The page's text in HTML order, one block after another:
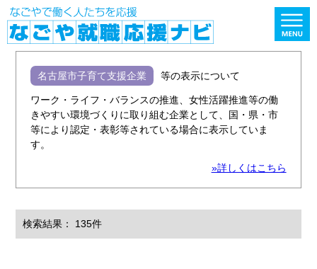
名古屋市子育て支援企業 等の表示について
ワーク・ライフ・バランスの推進、女性活躍推進等の働
きやすい環境づくりに取り組む企業として、国・県・市
等により認定・表彰等されている場合に表示していま
す。
»詳しくはこちら
検索結果： 135件